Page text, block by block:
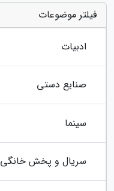
فیلتر موضوعات
ادبیات
صنایع دستی
سینما
سریال و پخش خانگی